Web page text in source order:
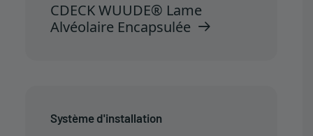
CDECK WUUDE® Lame
Alvéolaire Encapsulée
Système d'installation